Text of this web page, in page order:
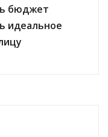
бюджет
идеальное